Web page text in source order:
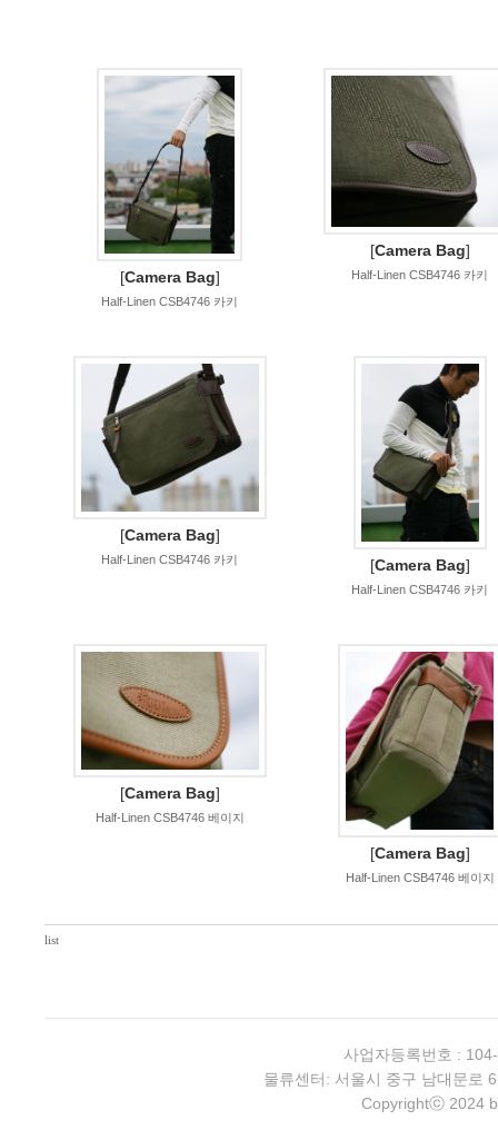
[Camera Bag]
Half-Linen CSB4746 카키
[Camera Bag]
Half-Linen CSB4746 카키
[Camera Bag]
Half-Linen CSB4746 카키 [Camera Bag]
Half-Linen CSB4746 카키
[Camera Bag]
Half-Linen CSB4746 베이지
[Camera Bag]
Half-Linen CSB4746 베이지
list
사업자등록번호 :
물류센터: 서울시 중구 남대문로
Copyrightⓒ 2024